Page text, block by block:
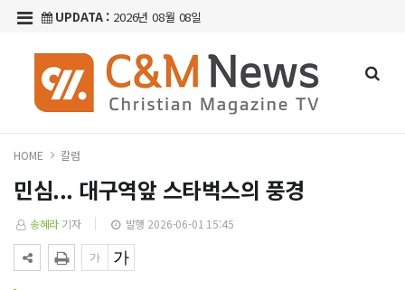
UPDATA : 2026년 08월 08일
HOME 칼럼
민심... 대구역앞 스타벅스의 풍경
송혜라 기자 발행 2026-06-01 15:45